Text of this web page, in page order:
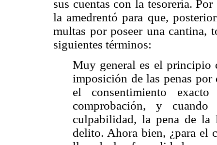
sus cuentas con la tesorería.
la amedrentó para que,
multas por poseer una cantina,
siguientes términos:
Muy general es el principio
imposición de las penas por
el consentimiento
comprobación, y
culpabilidad, la pena de
delito. Ahora bien, ¿para el